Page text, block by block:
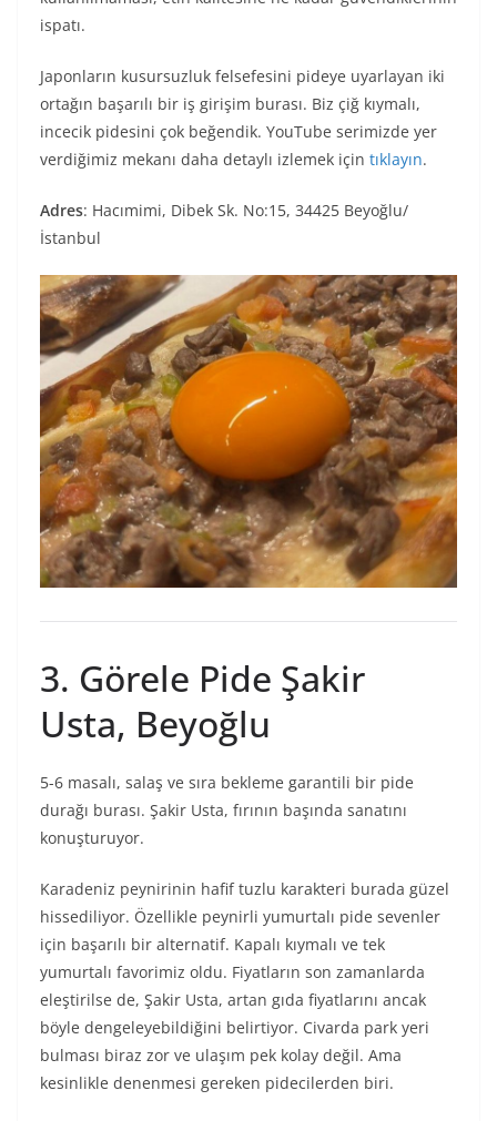
ispatı.
Japonların kusursuzluk felsefesini pideye uyarlayan iki
ortağın başarılı bir iş girişim burası. Biz çiğ kıymalı,
incecik pidesini çok beğendik. YouTube serimizde yer
verdiğimiz mekanı daha detaylı izlemek için tıklayın.
Adres: Hacımimi, Dibek Sk. No:15, 34425 Beyoğlu/
İstanbul
3. Görele Pide Şakir
Usta, Beyoğlu
5-6 masalı, salaş ve sıra bekleme garantili bir pide
durağı burası. Şakir Usta, fırının başında sanatını
konuşturuyor.
Karadeniz peynirinin hafif tuzlu karakteri burada güzel
hissediliyor. Özellikle peynirli yumurtalı pide sevenler
için başarılı bir alternatif. Kapalı kıymalı ve tek
yumurtalı favorimiz oldu. Fiyatların son zamanlarda
eleştirilse de, Şakir Usta, artan gıda fiyatlarını ancak
böyle dengeleyebildiğini belirtiyor. Civarda park yeri
bulması biraz zor ve ulaşım pek kolay değil. Ama
kesinlikle denenmesi gereken pidecilerden biri.